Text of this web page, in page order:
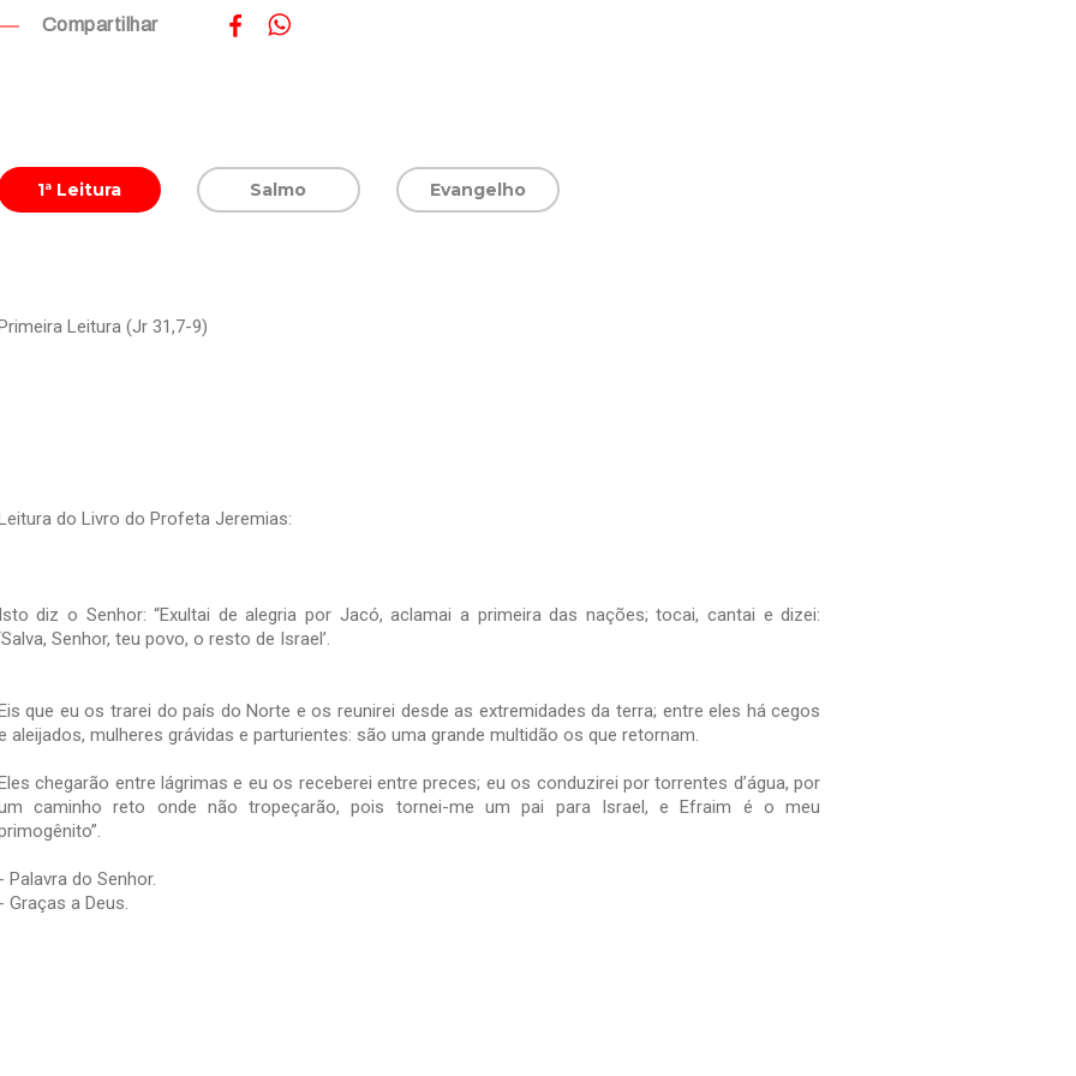
Compartilhar
1ª Leitura Salmo Evangelho
Leitura (Jr 31,7-9)
do Livro do Profeta Jeremias:
Isto diz o Senhor: “Exultai de alegria por Jacó, aclamai a primeira das nações; tocai, cantai e dizei:
Senhor, teu povo, o resto de Israel’.
que eu os trarei do país do Norte e os reunirei desde as extremidades da terra; entre eles há cegos
aleijados, mulheres grávidas e parturientes: são uma grande multidão os que retornam.
chegarão entre lágrimas e eu os receberei entre preces; eu os conduzirei por torrentes d’água, por
caminho reto onde não tropeçarão, pois tornei-me um pai para Israel, e Efraim é o meu
- Palavra do Senhor.
- Graças a Deus.